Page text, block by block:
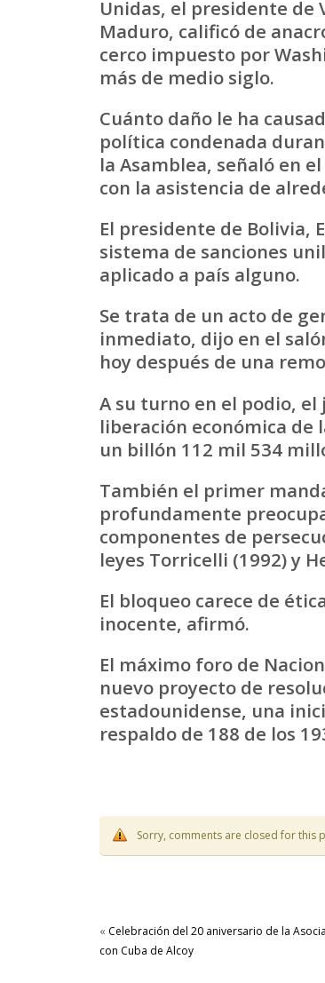
Unidas, el presidente de
Maduro, calificó de
cerco impuesto por
más de medio siglo.
Cuánto daño le ha
política condenada
la Asamblea, señaló en
con la asistencia de
El presidente de Bolivia,
sistema de sanciones
aplicado a país alguno.
Se trata de un acto de
inmediato, dijo en el
hoy después de una
A su turno en el podio, el
liberación económica
un billón 112 mil 534
También el primer
profundamente
componentes de
leyes Torricelli (1992) y
El bloqueo carece de
inocente, afirmó.
El máximo foro de
nuevo proyecto de
estadounidense, una
respaldo de 188 de los
Sorry, comments are closed for this
« Celebración del 20 aniversario de la
con Cuba de Alcoy